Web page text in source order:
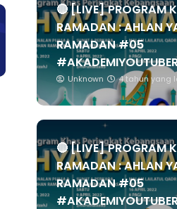
🔴 [LIVE] PROGRAM
RAMADAN : AHLAN
RAMADAN #05
Unknown 4 tahun yang
🔴 [LIVE] PROGRAM
RAMADAN : AHLAN
RAMADAN #05